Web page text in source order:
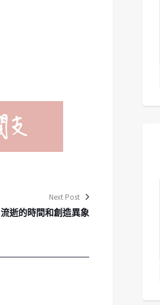
Next Post
流逝的時間和創造異象